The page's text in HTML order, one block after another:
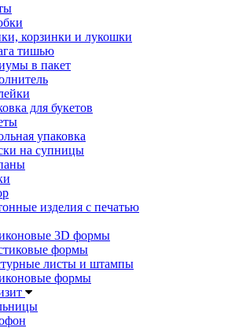
корзинки и лукошки
тишью
в пакет
для букетов
упаковка
на супницы
изделия с печатью
3D формы
формы
листы и штампы
формы